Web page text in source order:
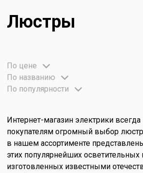
Люстры
По цене
По названию
По популярности
Интернет-магазин электрики
покупателям огромный выбор
в нашем ассортименте
этих популярнейших осветительных
изготовленных известными